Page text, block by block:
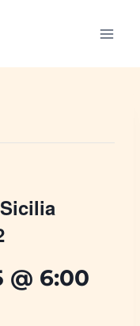
@ 6:00